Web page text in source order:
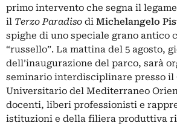
primo intervento che segna il
il Terzo Paradiso di Michelangelo
spighe di uno speciale grano antico
“russello”. La mattina del 5 agosto,
dell’inaugurazione del parco, sarà
seminario interdisciplinare presso il
Universitario del Mediterraneo
docenti, liberi professionisti e
istituzioni e della filiera produttiva